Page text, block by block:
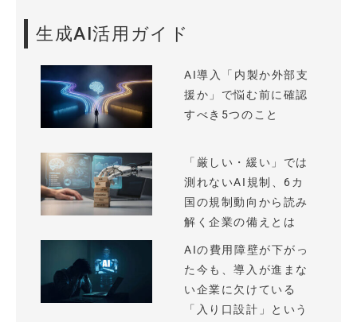
生成AI活用ガイド
AI導入「内製か外部支
援か」で悩む前に確認
すべき5つのこと
「厳しい・緩い」では
測れないAI規制、6カ
国の規制動向から読み
解く企業の備えとは
AIの費用障壁が下がっ
た今も、導入が進まな
い企業に欠けている
「入り口設計」という